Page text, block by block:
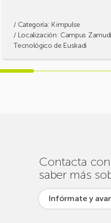
/ Categoría: K·impulse
/ Localización: Campus
Tecnológico de Euskadi
Contacta
saber más
Infórmate y